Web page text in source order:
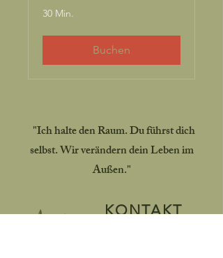
30 Min.
Buchen
"Ich halte den Raum. Du führst dich
selbst. Wir verändern dein Leben im
Außen."
KONTAKT